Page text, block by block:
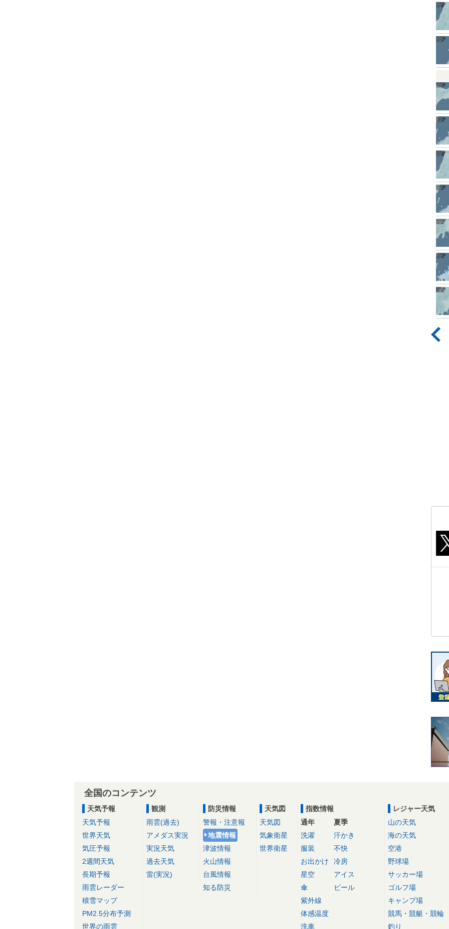
全国のコンテンツ
天気予報
天気予報
世界天気
気圧予報
2週間天気
長期予報
雨雲レーダー
積雪マップ
PM2.5分布予測
世界の雨雲
観測
雨雲(過去)
アメダス実況
実況天気
過去天気
雷(実況)
防災情報
警報・注意報
地震情報
津波情報
火山情報
台風情報
知る防災
天気図
天気図
気象衛星
世界衛星
指数情報
通年
洗濯
服装
お出かけ
星空
傘
紫外線
体感温度
洗車
夏季
汗かき
不快
冷房
アイス
ビール
レジャー天気
山の天気
海の天気
空港
野球場
サッカー場
ゴルフ場
キャンプ場
競馬・競艇・競輪
釣り